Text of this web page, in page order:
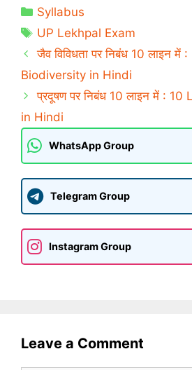
e
o
n
T
i
t
e
r
(
p
e
s
i
n
e
w
w
i
n
d
w
)
e
o
F
c
e
b
o
o
k
p
n
s
i
n
w
i
n
o
w
)
Categories
Syllabus
Tags
UP Lekhpal Exam
जैव विविधता पर निबंध 10 लाइन
Biodiversity in Hindi
प्रदूषण पर निबंध 10 लाइन में :
in Hindi
WhatsApp Group
Telegram Group
Instagram Group
Leave a Comment